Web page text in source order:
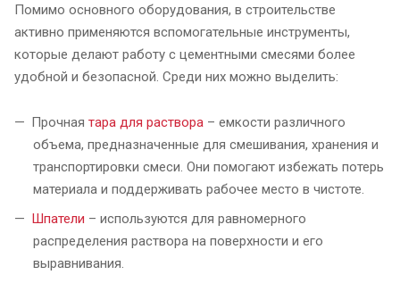
Помимо основного оборудования, в строительстве
активно применяются вспомогательные инструменты,
которые делают работу с цементными смесями более
удобной и безопасной. Среди них можно выделить:
Прочная тара для раствора – емкости различного
объема, предназначенные для смешивания, хранения и
транспортировки смеси. Они помогают избежать потерь
материала и поддерживать рабочее место в чистоте.
Шпатели – используются для равномерного
распределения раствора на поверхности и его
выравнивания.